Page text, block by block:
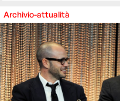
Archivio-attualità